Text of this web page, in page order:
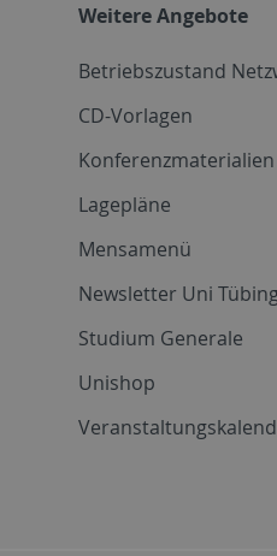
Weitere Angebote
Betriebszustand
CD-Vorlagen
Konferenzmaterialien
Lagepläne
Mensamenü
Newsletter Uni
Studium Generale
Unishop